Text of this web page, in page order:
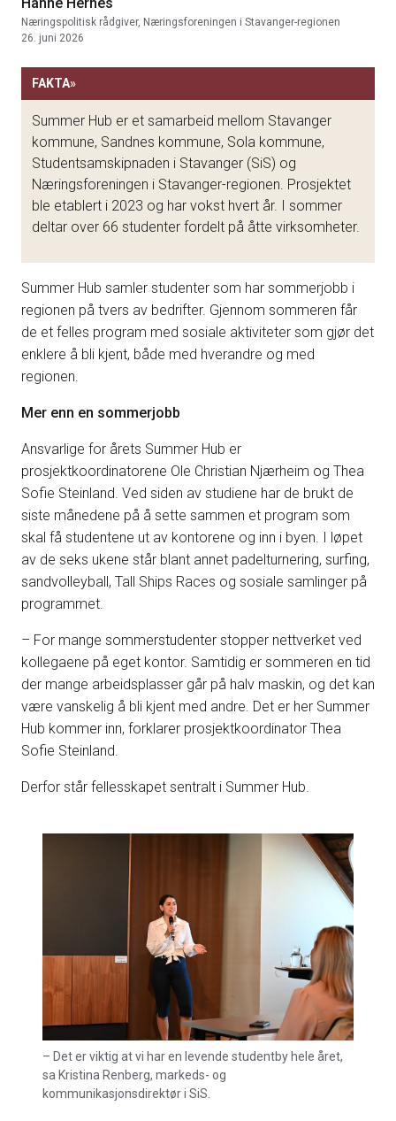
Næringspolitisk rådgiver, Næringsforeningen i Stavanger-regionen
26. juni 2026
FAKTA»
Summer Hub er et samarbeid mellom Stavanger
kommune, Sandnes kommune, Sola kommune,
Studentsamskipnaden i Stavanger (SiS) og
Næringsforeningen i Stavanger-regionen. Prosjektet
ble etablert i 2023 og har vokst hvert år. I sommer
deltar over 66 studenter fordelt på åtte virksomheter.
Summer Hub samler studenter som har sommerjobb i
regionen på tvers av bedrifter. Gjennom sommeren får
de et felles program med sosiale aktiviteter som gjør det
enklere å bli kjent, både med hverandre og med
regionen.
Mer enn en sommerjobb
Ansvarlige for årets Summer Hub er
prosjektkoordinatorene Ole Christian Njærheim og Thea
Sofie Steinland. Ved siden av studiene har de brukt de
siste månedene på å sette sammen et program som
skal få studentene ut av kontorene og inn i byen. I løpet
av de seks ukene står blant annet padelturnering, surfing,
sandvolleyball, Tall Ships Races og sosiale samlinger på
programmet.
– For mange sommerstudenter stopper nettverket ved
kollegaene på eget kontor. Samtidig er sommeren en tid
der mange arbeidsplasser går på halv maskin, og det kan
være vanskelig å bli kjent med andre. Det er her Summer
Hub kommer inn, forklarer prosjektkoordinator Thea
Sofie Steinland.
Derfor står fellesskapet sentralt i Summer Hub.
– Det er viktig at vi har en levende studentby hele året,
sa Kristina Renberg, markeds- og
kommunikasjonsdirektør i SiS.